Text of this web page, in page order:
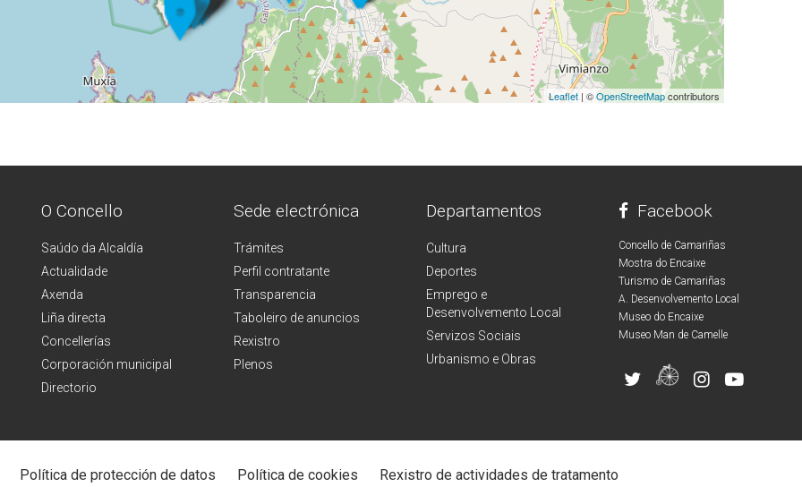
Leaflet | ©OpenStreetMapcontributors
O Concello
Saúdo da Alcaldía
Actualidade
Axenda
Liña directa
Concellerías
Corporación municipal
Directorio
Sede electrónica
Trámites
Perfil contratante
Transparencia
Taboleiro de anuncios
Rexistro
Plenos
Departamentos
Cultura
Deportes
Emprego e
Desenvolvemento Local
Servizos Sociais
Urbanismo e Obras
Facebook
Concello de Camariñas
Mostra do Encaixe
Turismo de Camariñas
A. Desenvolvemento Local
Museo do Encaixe
Museo Man de Camelle
Política de protección de datos Política de cookies Rexistro de actividades de tratamento